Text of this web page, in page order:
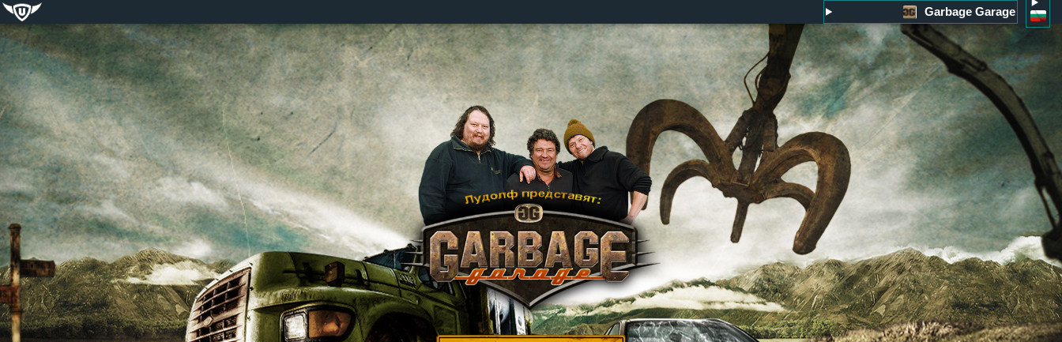
Garbage Garage